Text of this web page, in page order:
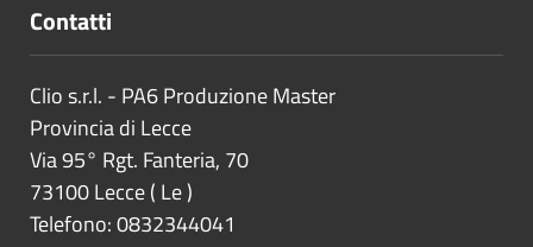
Contatti
Clio s.r.l. - PA6 Produzione Master
Provincia di Lecce
Via 95° Rgt. Fanteria, 70
73100Lecce( Le)
Telefono: 0832344041